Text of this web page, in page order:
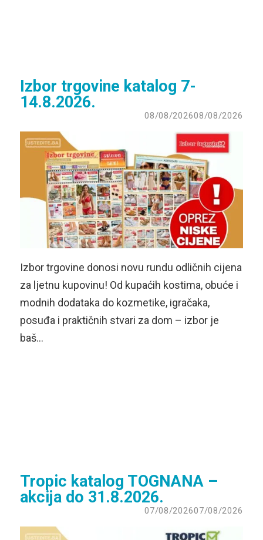
Izbor trgovine katalog 7-
14.8.2026.
08/08/202608/08/2026
Izbor trgovine donosi novu rundu odličnih cijena
za ljetnu kupovinu! Od kupaćih kostima, obuće i
modnih dodataka do kozmetike, igračaka,
posuđa i praktičnih stvari za dom – izbor je
baš…
Tropic katalog TOGNANA –
akcija do 31.8.2026.
07/08/202607/08/2026